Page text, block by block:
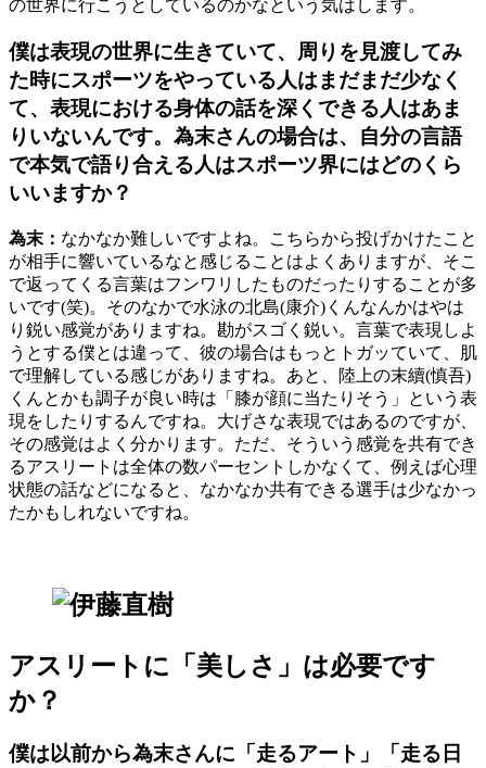
の世界に行こうとしているのかなという気はします。
僕は表現の世界に生きていて、周りを見渡してみ
た時にスポーツをやっている人はまだまだ少なく
て、表現における身体の話を深くできる人はあま
りいないんです。為末さんの場合は、自分の言語
で本気で語り合える人はスポーツ界にはどのくら
いいますか？
為末： なかなか難しいですよね。こちらから投げかけたこと
が相手に響いているなと感じることはよくありますが、そこ
で返ってくる言葉はフンワリしたものだったりすることが多
いです(笑)。そのなかで水泳の北島(康介)くんなんかはやは
り鋭い感覚がありますね。勘がスゴく鋭い。言葉で表現しよ
うとする僕とは違って、彼の場合はもっとトガッていて、肌
で理解している感じがありますね。あと、陸上の末續(慎吾)
くんとかも調子が良い時は「膝が顔に当たりそう」という表
現をしたりするんですね。大げさな表現ではあるのですが、
その感覚はよく分かります。ただ、そういう感覚を共有でき
るアスリートは全体の数パーセントしかなくて、例えば心理
状態の話などになると、なかなか共有できる選手は少なかっ
たかもしれないですね。
アスリートに「美しさ」は必要です
か？
僕は以前から為末さんに「走るアート」「走る日